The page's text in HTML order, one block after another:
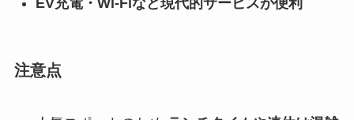
EV充電・Wi-Fiなど現代的サービスが便利
注意点